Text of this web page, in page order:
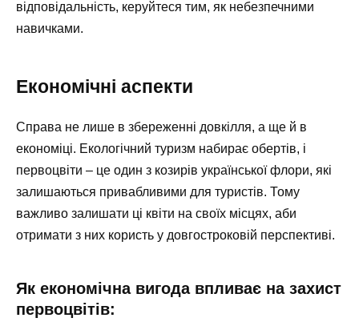
відповідальність, керуйтеся тим, як небезпечними
навичками.
Економічні аспекти
Справа не лише в збереженні довкілля, а ще й в
економіці. Екологічний туризм набирає обертів, і
первоцвіти – це один з козирів української флори, які
залишаються привабливими для туристів. Тому
важливо залишати ці квіти на своїх місцях, аби
отримати з них користь у довгостроковій перспективі.
Як економічна вигода впливає на захист
первоцвітів: